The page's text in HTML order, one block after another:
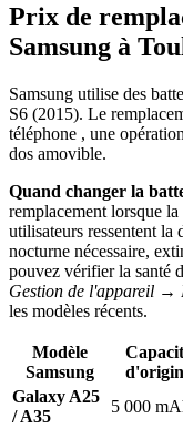
Prix de
Samsung à
Samsung utilise des
S6 (2015). Le
téléphone , une
dos amovible.
Quand changer la
remplacement lorsque
utilisateurs ressentent la
nocturne nécessaire,
pouvez vérifier la santé
Gestion de l'appareil →
les modèles récents.
Modèle
Samsung
Galaxy A25
/ A35
5 000